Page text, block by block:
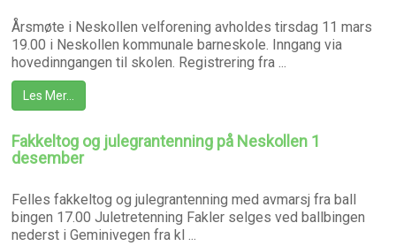
Årsmøte i Neskollen velforening avholdes tirsdag 11 mars
19.00 i Neskollen kommunale barneskole. Inngang via
hovedinngangen til skolen. Registrering fra ...
Les Mer…
Fakkeltog og julegrantenning på Neskollen 1
desember
Felles fakkeltog og julegrantenning med avmarsj fra ball
bingen 17.00 Juletretenning Fakler selges ved ballbingen
nederst i Geminivegen fra kl ...